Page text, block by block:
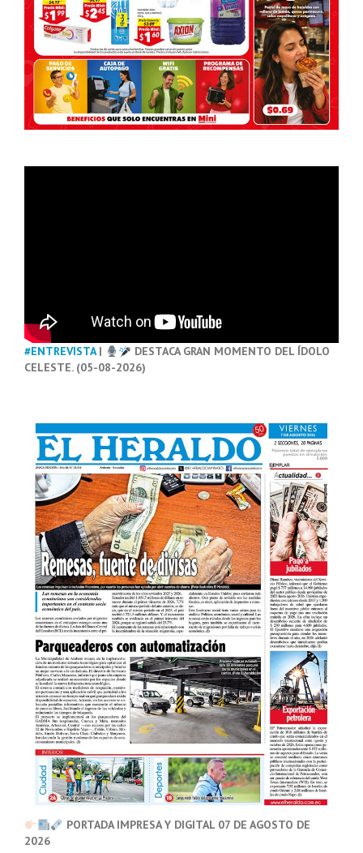
#ENTREVISTA|
DESTACA GRAN MOMENTO DEL ÍDOLO
CELESTE. (05-08-2026)
PORTADA IMPRESA Y DIGITAL 07 DE AGOSTO DE
2026